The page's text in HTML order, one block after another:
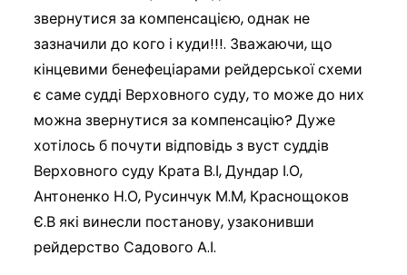
звернутися за компенсацією, однак не
зазначили до кого і куди!!!. Зважаючи, що
кінцевими бенефеціарами рейдерської схеми
є саме судді Верховного суду, то може до них
можна звернутися за компенсацію? Дуже
хотілось б почути відповідь з вуст суддів
Верховного суду Крата В.І, Дундар І.О,
Антоненко Н.О, Русинчук М.М, Краснощоков
Є.В які винесли постанову, узаконивши
рейдерство Садового А.І.